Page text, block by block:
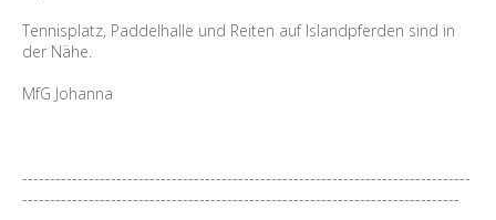
Tennisplatz, Paddelhalle und Reiten auf Islandpferden sind in
der Nähe.
MfG Johanna
---------------------------------------------------------------------------------
-------------------------------------------------------------------------------